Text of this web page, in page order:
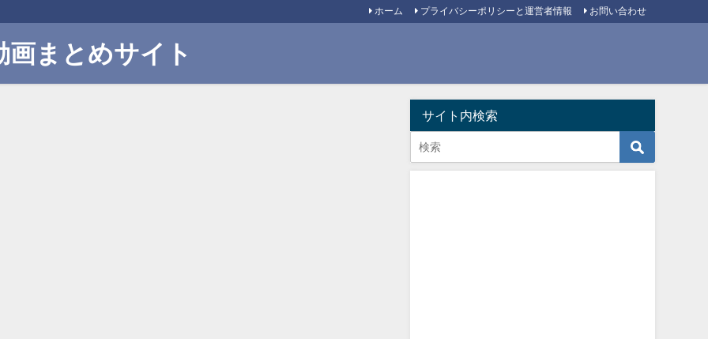
ホーム プライバシーポリシーと運営者情報 お問い合わせ
まとめサイト
サイト内検索